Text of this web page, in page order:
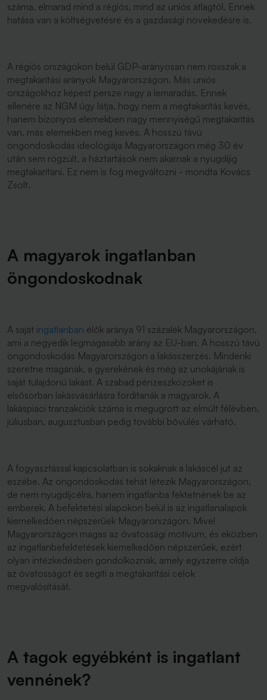
száma, elmarad mind a régiós, mind az uniós átlagtól. Ennek
hatása van a költségvetésre és a gazdasági növekedésre is.
A régiós országokon belül GDP-arányosan nem rosszak a
megtakarítási arányok Magyarországon. Más uniós
országokhoz képest persze nagy a lemaradás. Ennek
ellenére az NGM úgy látja, hogy nem a megtakarítás kevés,
hanem bizonyos elemekben nagy mennyiségű megtakarítás
van, más elemekben meg kevés. A hosszú távú
öngondoskodás ideológiája Magyarországon még 30 év
után sem rögzült, a háztartások nem akarnak a nyugdíjig
megtakarítani. Ez nem is fog megváltozni - mondta Kovács
Zsolt.
A magyarok ingatlanban
öngondoskodnak
A saját ingatlanban élők aránya 91 százalék Magyarországon,
ami a negyedik legmagasabb arány az EU-ban. A hosszú távú
öngondoskodás Magyarországon a lakásszerzés. Mindenki
szeretne magának, a gyerekének és még az unokájának is
saját tulajdonú lakást. A szabad pénzeszközöket is
elsősorban lakásvásárlásra fordítanák a magyarok. A
lakáspiaci tranzakciók száma is megugrott az elmúlt félévben,
júliusban, augusztusban pedig további bővülés várható.
A fogyasztással kapcsolatban is sokaknak a lakáscél jut az
eszébe. Az öngondoskodás tehát létezik Magyarországon,
de nem nyugdíjcélra, hanem ingatlanba fektetnének be az
emberek. A befektetési alapokon belül is az ingatlanalapok
kiemelkedően népszerűek Magyarországon. Mivel
Magyarországon magas az óvatossági motívum, és eközben
az ingatlanbefektetések kiemelkedően népszerűek, ezért
olyan intézkedésben gondolkoznak, amely egyszerre oldja
az óvatosságot és segíti a megtakarítási célok
megvalósítását.
A tagok egyébként is ingatlant
vennének?